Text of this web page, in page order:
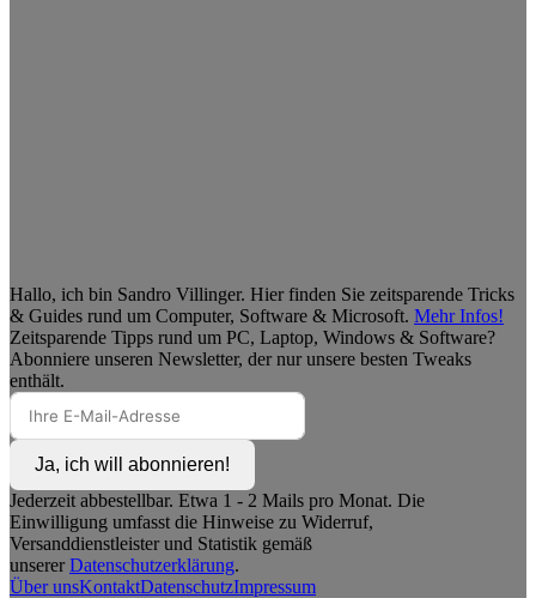
Hallo, ich bin Sandro Villinger. Hier finden Sie zeitsparende Tricks
& Guides rund um Computer, Software & Microsoft. Mehr Infos!
Zeitsparende Tipps rund um PC, Laptop, Windows & Software?
Abonniere unseren Newsletter, der nur unsere besten Tweaks
enthält.
Ja, ich will abonnieren!
Jederzeit abbestellbar. Etwa 1 - 2 Mails pro Monat. Die
Einwilligung umfasst die Hinweise zu Widerruf,
Versanddienstleister und Statistik gemäß
unsererDatenschutzerklärung.
Über unsKontaktDatenschutzImpressum